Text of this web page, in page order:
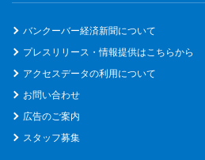
バンクーバー経済新聞について
プレスリリース・情報提供はこちらから
アクセスデータの利用について
お問い合わせ
広告のご案内
スタッフ募集